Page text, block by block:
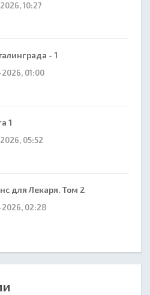
10:27
- 1
01:00
1
05:52
для Лекаря. Том 2
02:28